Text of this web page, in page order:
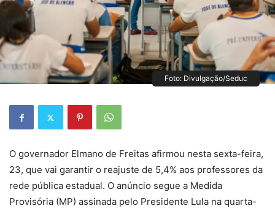
Foto: Divulgação/Seduc
O governador Elmano de Freitas afirmou nesta sexta-feira,
23, que vai garantir o reajuste de 5,4% aos professores da
rede pública estadual. O anúncio segue a Medida
Provisória (MP) assinada pelo Presidente Lula na quarta-